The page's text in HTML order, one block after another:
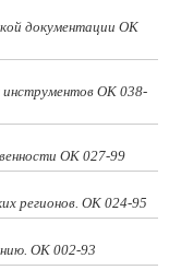
документации ОК
OK 038-
ОК 027-99
регионов. ОК 024-95
ОК 002-93